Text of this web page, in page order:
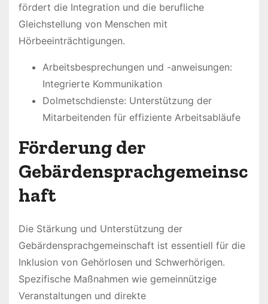
fördert die Integration und die berufliche
Gleichstellung von Menschen mit
Hörbeeinträchtigungen.
Arbeitsbesprechungen und -anweisungen:
Integrierte Kommunikation
Dolmetschdienste: Unterstützung der
Mitarbeitenden für effiziente Arbeitsabläufe
Förderung der
Gebärdensprachgemeinsc
haft
Die Stärkung und Unterstützung der
Gebärdensprachgemeinschaft ist essentiell für die
Inklusion von Gehörlosen und Schwerhörigen.
Spezifische Maßnahmen wie gemeinnützige
Veranstaltungen und direkte